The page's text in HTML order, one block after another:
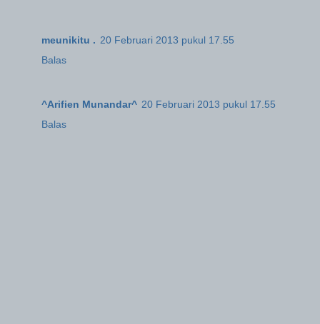
meunikitu . 20 Februari 2013 pukul 17.55
Balas
^Arifien Munandar^ 20 Februari 2013 pukul 17.55
Balas